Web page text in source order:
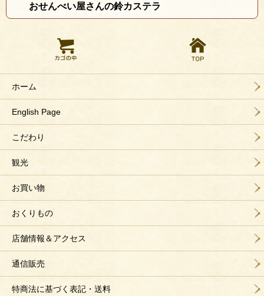
おせんべい屋さんの鈴カステラ
ホーム
English Page
こだわり
観光
お買い物
おくりもの
店舗情報＆アクセス
通信販売
特商法に基づく表記・送料